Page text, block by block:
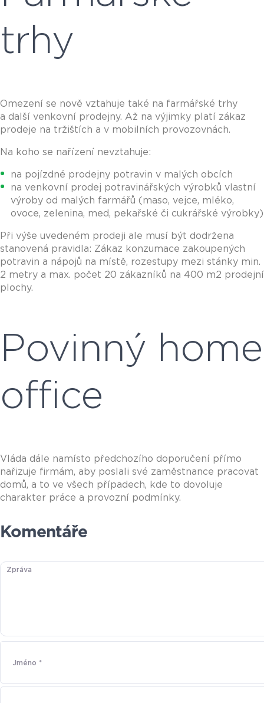
trhy
Omezení se nově vztahuje také na farmářské trhy
a další venkovní prodejny. Až na výjimky platí zákaz
prodeje na tržištích a v mobilních provozovnách.
Na koho se nařízení nevztahuje:
na pojízdné prodejny potravin v malých obcích
na venkovní prodej potravinářských výrobků vlastní
výroby od malých farmářů (maso, vejce, mléko,
ovoce, zelenina, med, pekařské či cukrářské výrobky)
Při výše uvedeném prodeji ale musí být dodržena
stanovená pravidla: Zákaz konzumace zakoupených
potravin a nápojů na místě, rozestupy mezi stánky min.
2 metry a max. počet 20 zákazníků na 400 m2 prodejní
plochy.
Povinný home
office
Vláda dále namísto předchozího doporučení přímo
nařizuje firmám, aby poslali své zaměstnance pracovat
domů, a to ve všech případech, kde to dovoluje
charakter práce a provozní podmínky.
Komentáře